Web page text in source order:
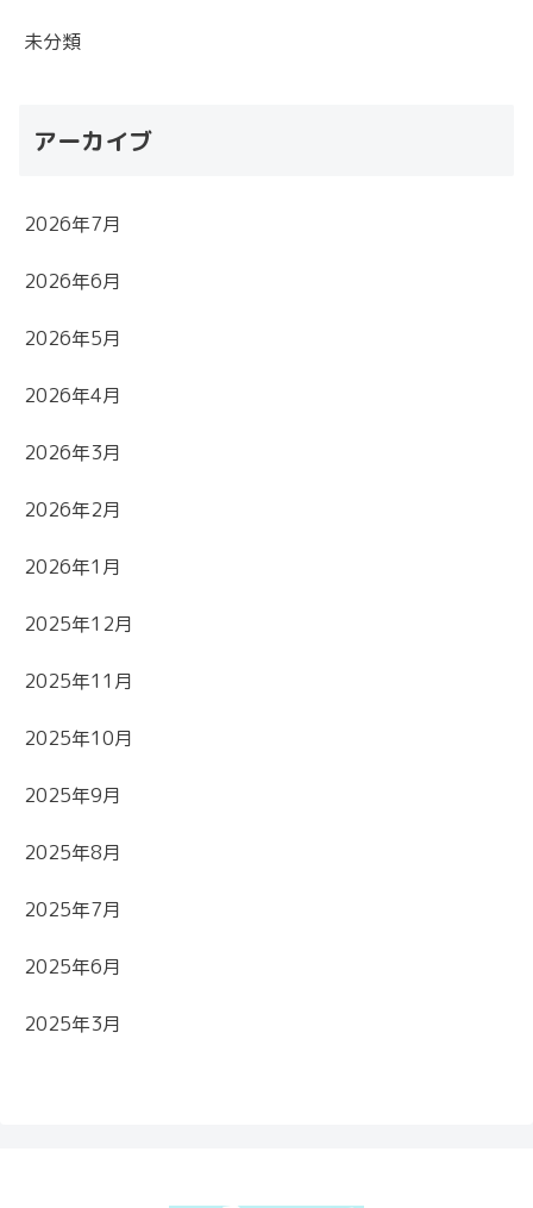
未分類
アーカイブ
2026年7月
2026年6月
2026年5月
2026年4月
2026年3月
2026年2月
2026年1月
2025年12月
2025年11月
2025年10月
2025年9月
2025年8月
2025年7月
2025年6月
2025年3月